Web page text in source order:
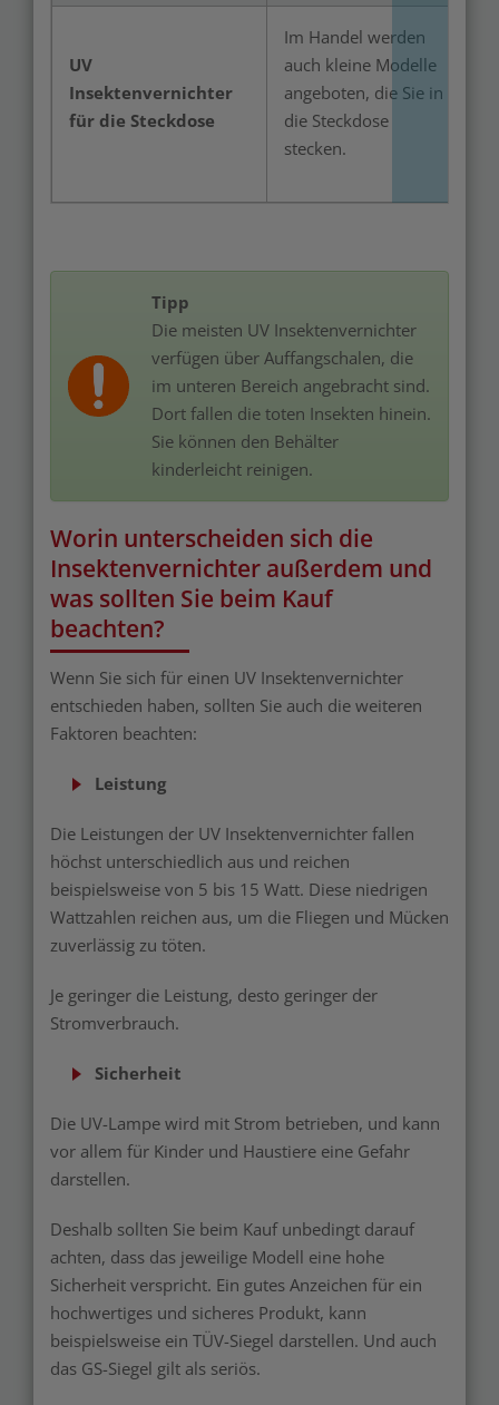
UV
Insektenvernichter
für die Steckdose
Im Handel werden
auch kleine Modelle
angeboten, die Sie in
die Steckdose
stecken.
Tipp
Die meisten UV Insektenvernichter
verfügen über Auffangschalen, die
im unteren Bereich angebracht sind.
Dort fallen die toten Insekten hinein.
Sie können den Behälter
kinderleicht reinigen.
Worin unterscheiden sich die
Insektenvernichter außerdem und
was sollten Sie beim Kauf
beachten?
Wenn Sie sich für einen UV Insektenvernichter
entschieden haben, sollten Sie auch die weiteren
Faktoren beachten:
Leistung
Die Leistungen der UV Insektenvernichter fallen
höchst unterschiedlich aus und reichen
beispielsweise von 5 bis 15 Watt. Diese niedrigen
Wattzahlen reichen aus, um die Fliegen und Mücken
zuverlässig zu töten.
Je geringer die Leistung, desto geringer der
Stromverbrauch.
Sicherheit
Die UV-Lampe wird mit Strom betrieben, und kann
vor allem für Kinder und Haustiere eine Gefahr
darstellen.
Deshalb sollten Sie beim Kauf unbedingt darauf
achten, dass das jeweilige Modell eine hohe
Sicherheit verspricht. Ein gutes Anzeichen für ein
hochwertiges und sicheres Produkt, kann
beispielsweise ein TÜV-Siegel darstellen. Und auch
das GS-Siegel gilt als seriös.